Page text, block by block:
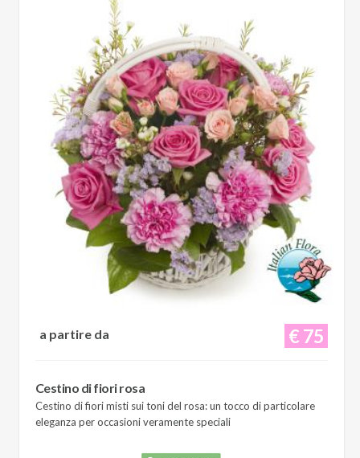
€ 75
a partire da
Cestino di fiori rosa
Cestino di fiori misti sui toni del rosa: un tocco di particolare
eleganza per occasioni veramente speciali